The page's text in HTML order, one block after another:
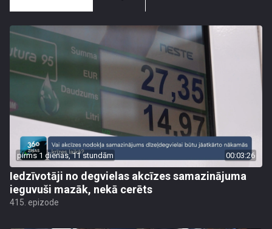
pirms 1 dienas, 11 stundām 00:03:26
Iedzīvotāji no degvielas akcīzes samazinājuma
ieguvuši mazāk, nekā cerēts
415. epizode